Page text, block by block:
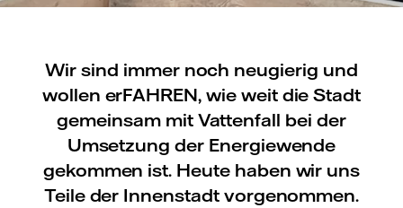
Wir sind immer noch neugierig und
wollen erFAHREN, wie weit die Stadt
gemeinsam mit Vattenfall bei der
Umsetzung der Energiewende
gekommen ist. Heute haben wir uns
Teile der Innenstadt vorgenommen.